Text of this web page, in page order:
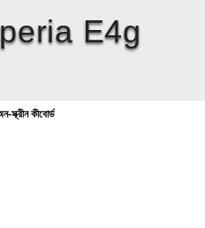
E4g
স্ক্রীন কীবোর্ড